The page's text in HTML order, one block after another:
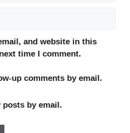
and website in this
time I comment.
up comments by email.
by email.